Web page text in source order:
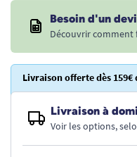
Besoin d'un
Découvrir comment
Livraison offerte dès
Livraison à
Voir les options,